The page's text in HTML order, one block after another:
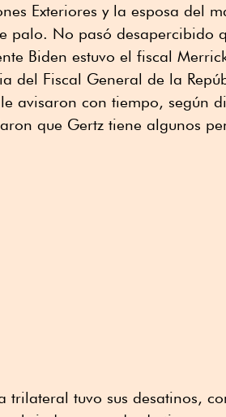
Exteriores y la esposa del
palo. No pasó desapercibido
Biden estuvo el fiscal
del Fiscal General de la
avisaron con tiempo, según
que Gertz tiene algunos
trilateral tuvo sus desatinos,